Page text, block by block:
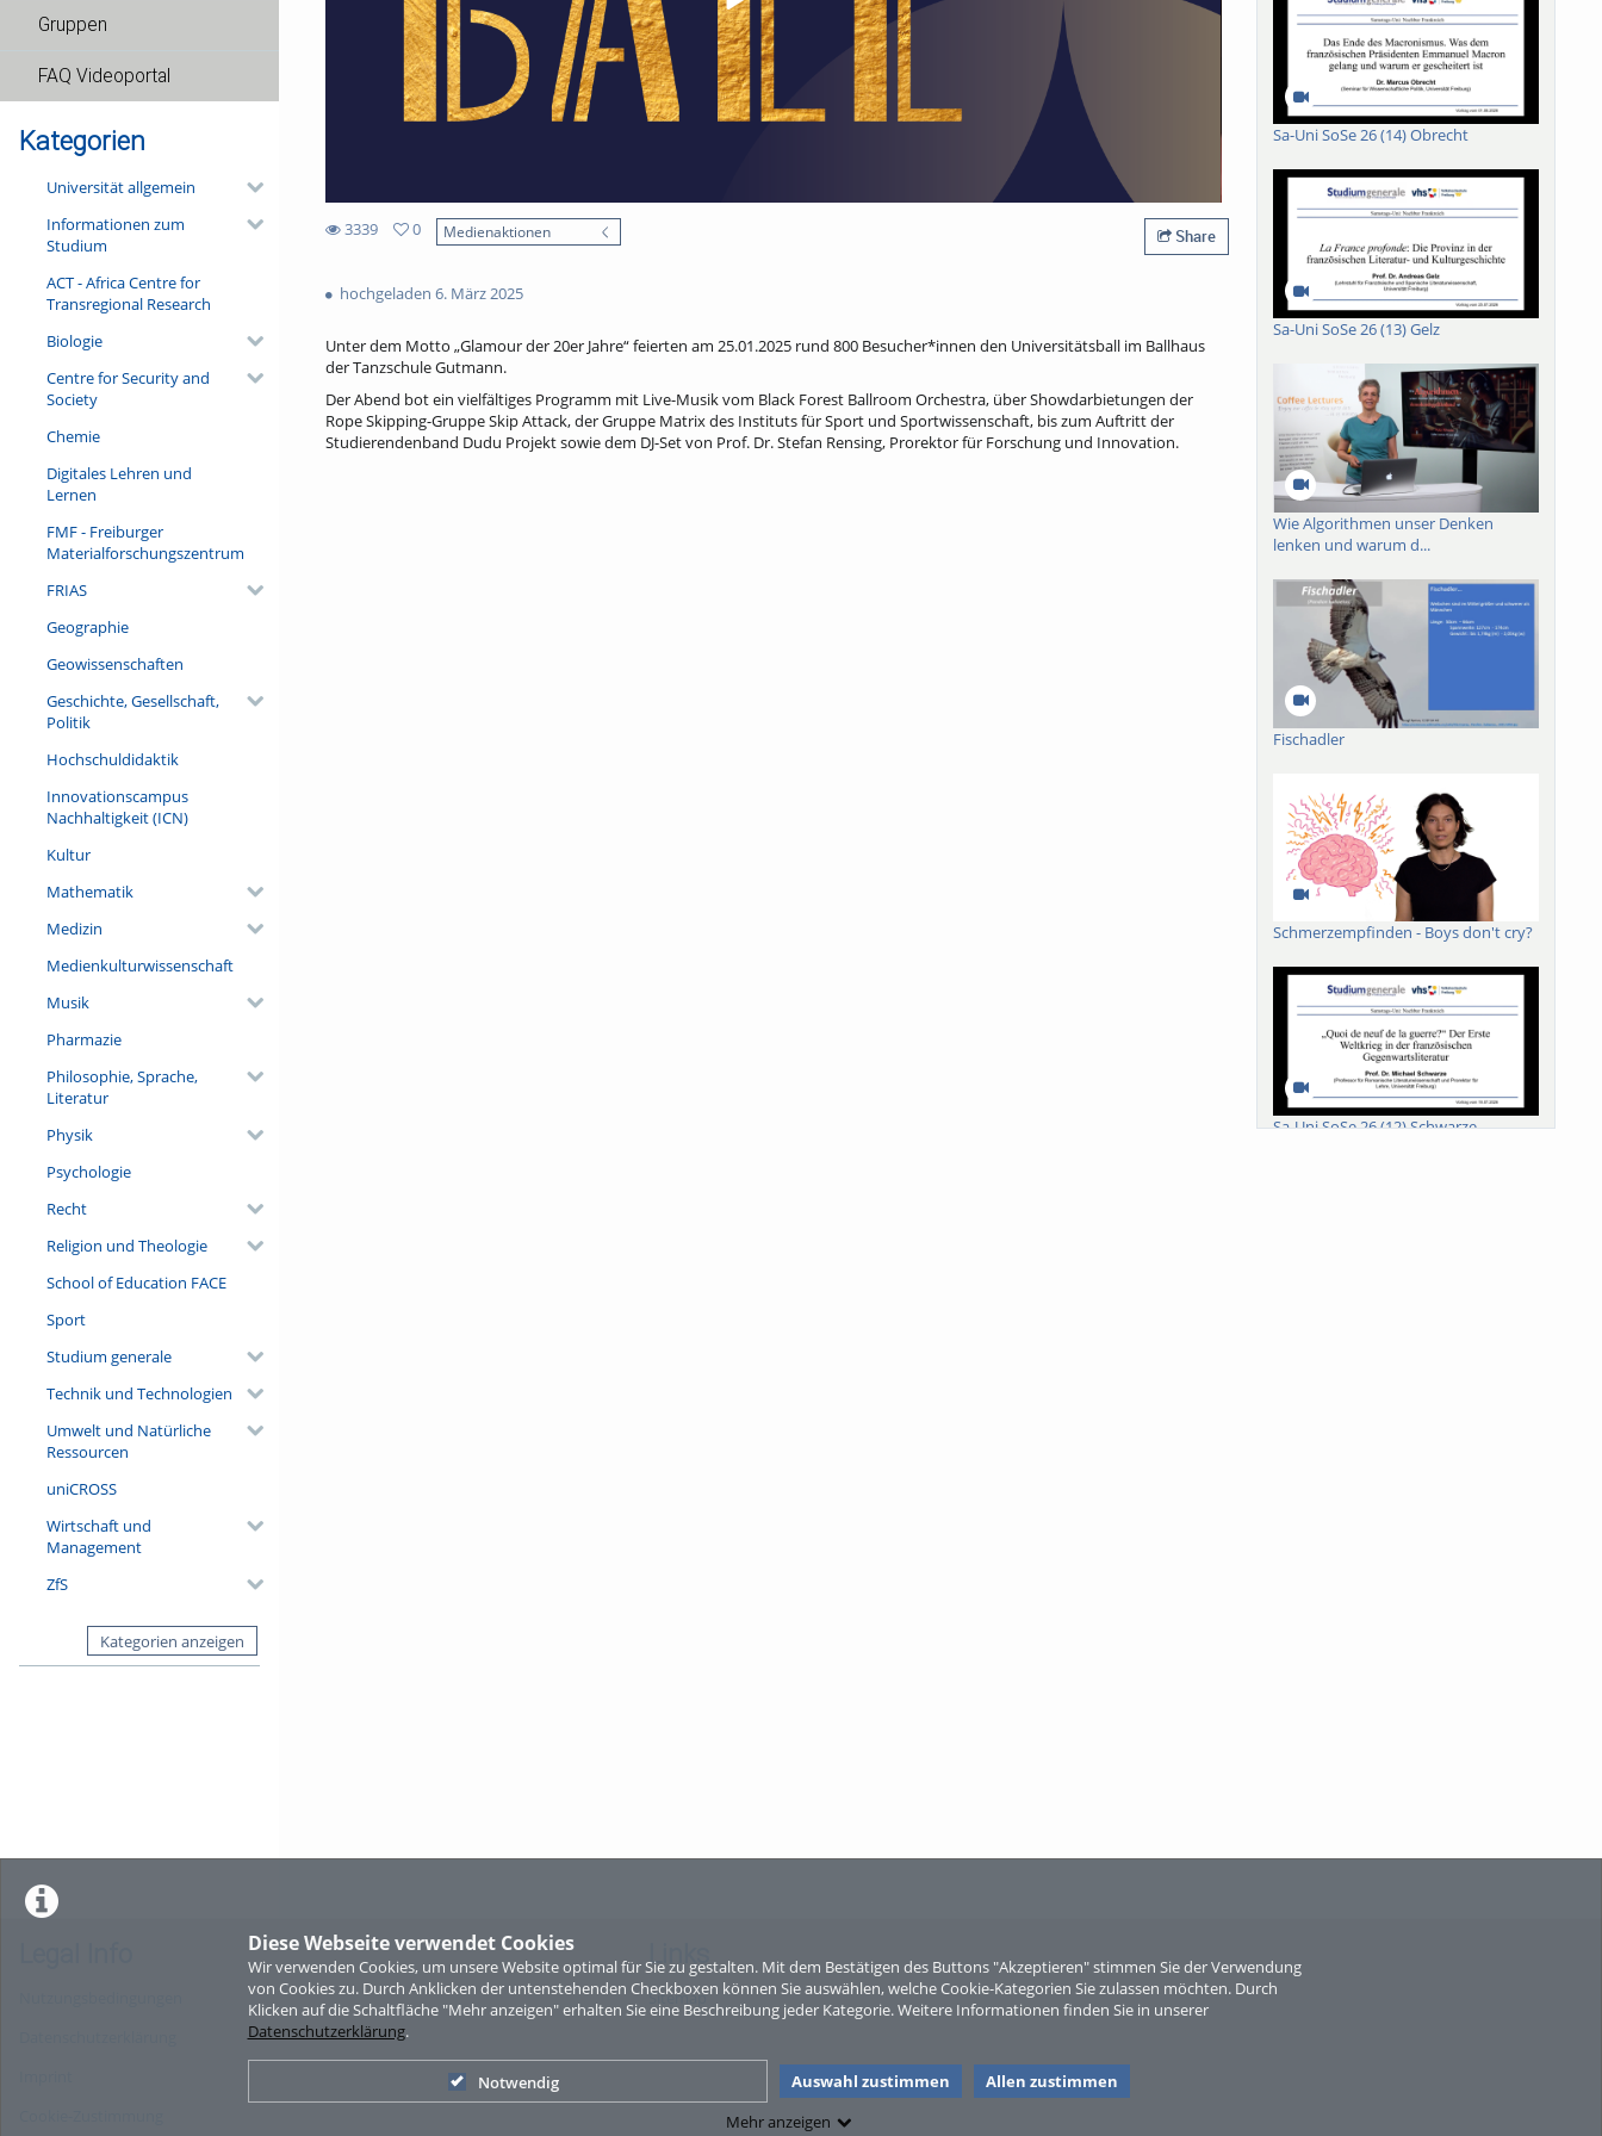
Diese Webseite verwendet Cookies
Wir verwenden Cookies, um unsere Website optimal für Sie zu gestalten. Mit dem Bestätigen des Buttons "Akzeptieren" stimmen Sie der Verwendung
von Cookies zu. Durch Anklicken der untenstehenden Checkboxen können Sie auswählen, welche Cookie-Kategorien Sie zulassen möchten. Durch
Klicken auf die Schaltfläche "Mehr anzeigen" erhalten Sie eine Beschreibung jeder Kategorie. Weitere Informationen finden Sie in unserer
Datenschutzerklärung.
Notwendig Auswahl zustimmen
Allen zustimmen
Mehr anzeigen
Gruppen
FAQ Videoportal
Kategorien
Universität allgemein
Informationen zum
Studium
ACT - Africa Centre for
Transregional Research
Biologie
Centre for Security and
Society
Chemie
Digitales Lehren und
Lernen
FMF - Freiburger
Materialforschungszentrum
FRIAS
Geographie
Geowissenschaften
Geschichte, Gesellschaft,
Politik
Hochschuldidaktik
Innovationscampus
Nachhaltigkeit (ICN)
Kultur
Mathematik
Medizin
Medienkulturwissenschaft
Musik
Pharmazie
Philosophie, Sprache,
Literatur
Physik
Psychologie
Recht
Religion und Theologie
School of Education FACE
Sport
Studium generale
Technik und Technologien
Umwelt und Natürliche
Ressourcen
uniCROSS
Wirtschaft und
Management
ZfS
Kategorien anzeigen
3339
views
0
Medienaktionen Share
hochgeladen 6. März 2025
Unter dem Motto „Glamour der 20er Jahre“ feierten am 25.01.2025 rund 800 Besucher*innen den Universitätsball im Ballhaus
der Tanzschule Gutmann.
Der Abend bot ein vielfältiges Programm mit Live-Musik vom Black Forest Ballroom Orchestra, über Showdarbietungen der
Rope Skipping-Gruppe Skip Attack, der Gruppe Matrix des Instituts für Sport und Sportwissenschaft, bis zum Auftritt der
Studierendenband Dudu Projekt sowie dem DJ-Set von Prof. Dr. Stefan Rensing, Prorektor für Forschung und Innovation.
Sa-Uni SoSe 26 (14) Obrecht
Sa-Uni SoSe 26 (13) Gelz
Wie Algorithmen unser Denken
lenken und warum d...
Fischadler
Schmerzempfinden - Boys don't cry?
Sa-Uni SoSe 26 (12) Schwarze
Sperber
Links
Sitemap